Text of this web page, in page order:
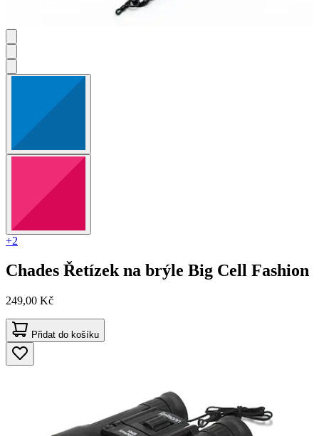
+2
Chades Řetízek na brýle Big Cell Fashion
249,00 Kč
Přidat do košíku